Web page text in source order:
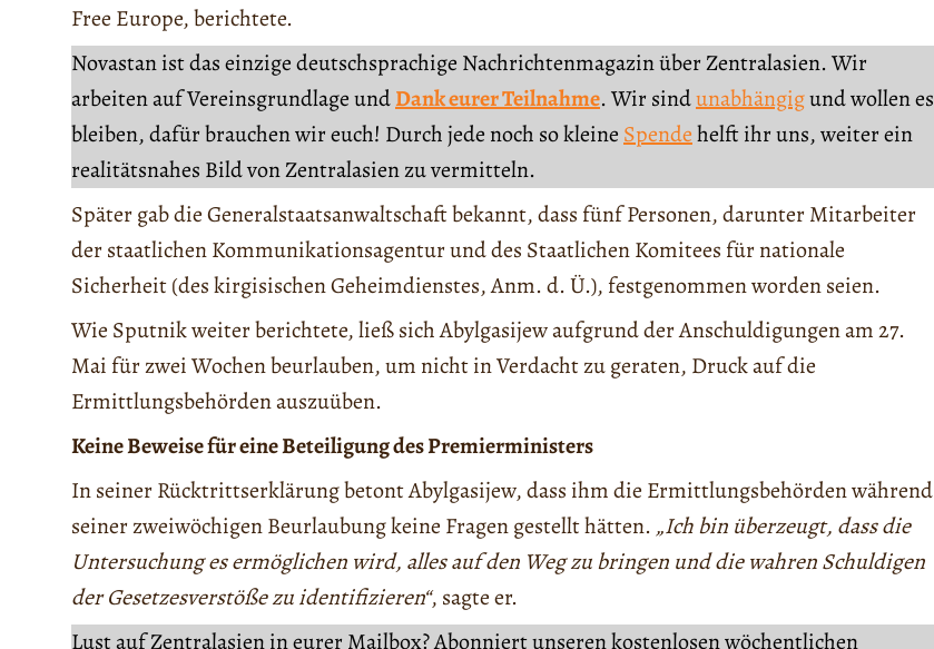
Free Europe, berichtete.
Novastan ist das einzige deutschsprachige Nachrichtenmagazin über Zentralasien. Wir
arbeiten auf Vereinsgrundlage undDank eurer Teilnahme. Wir sindunabhängigund wollen es
bleiben, dafür brauchen wir euch! Durch jede noch so kleine Spendehelft ihr uns, weiter ein
realitätsnahes Bild von Zentralasien zu vermitteln.
Später gab die Generalstaatsanwaltschaft bekannt, dass fünf Personen, darunter Mitarbeiter
der staatlichen Kommunikationsagentur und des Staatlichen Komitees für nationale
Sicherheit (des kirgisischen Geheimdienstes, Anm. d. Ü.), festgenommen worden seien.
Wie Sputnik weiter berichtete, ließ sich Abylgasijew aufgrund der Anschuldigungen am 27.
Mai für zwei Wochen beurlauben, um nicht in Verdacht zu geraten, Druck auf die
Ermittlungsbehörden auszuüben.
Keine Beweise für eine Beteiligung des Premierministers
In seiner Rücktrittserklärung betont Abylgasijew, dass ihm die Ermittlungsbehörden während
seiner zweiwöchigen Beurlaubung keine Fragen gestellt hätten. „Ich bin überzeugt, dass die
Untersuchung es ermöglichen wird, alles auf den Weg zu bringen und die wahren Schuldigen
der Gesetzesverstöße zu identifizieren“, sagte er.
Lust auf Zentralasien in eurer Mailbox? Abonniert unseren kostenlosen wöchentlichen